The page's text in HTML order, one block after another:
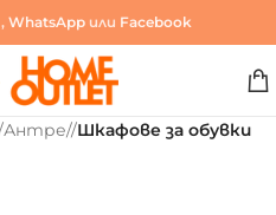
, WhatsAppили Facebook
Антре/ Шкафове за обувки